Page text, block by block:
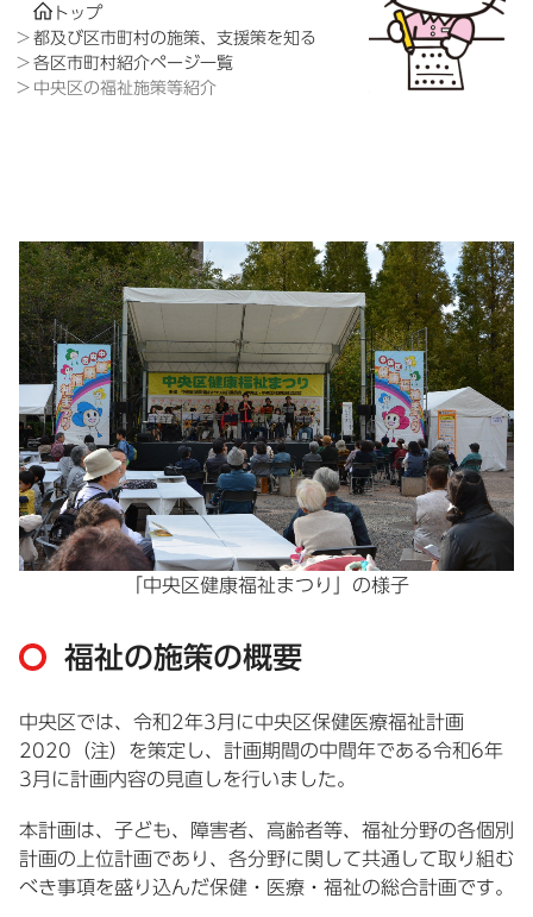
トップ
都及び区市町村の施策、支援策を知る
各区市町村紹介ページ一覧
中央区の福祉施策等紹介
「中央区健康福祉まつり」の様子
福祉の施策の概要
中央区では、令和2年3月に中央区保健医療福祉計画
2020（注）を策定し、計画期間の中間年である令和6年
3月に計画内容の見直しを行いました。
本計画は、子ども、障害者、高齢者等、福祉分野の各個別
計画の上位計画であり、各分野に関して共通して取り組む
べき事項を盛り込んだ保健・医療・福祉の総合計画です。